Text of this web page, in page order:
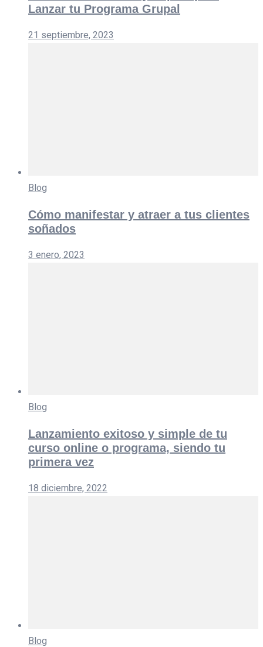
Lanzar tu Programa Grupal
21 septiembre, 2023
Blog
Cómo manifestar y atraer a tus clientes
soñados
3 enero, 2023
Blog
Lanzamiento exitoso y simple de tu
curso online o programa, siendo tu
primera vez
18 diciembre, 2022
Blog